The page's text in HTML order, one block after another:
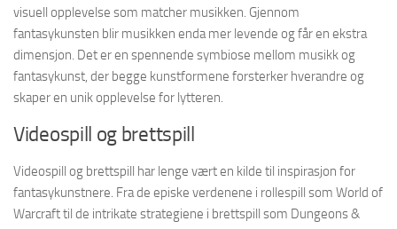
visuell opplevelse som matcher musikken. Gjennom
fantasykunsten blir musikken enda mer levende og får en ekstra
dimensjon. Det er en spennende symbiose mellom musikk og
fantasykunst, der begge kunstformene forsterker hverandre og
skaper en unik opplevelse for lytteren.
Videospill og brettspill
Videospill og brettspill har lenge vært en kilde til inspirasjon for
fantasykunstnere. Fra de episke verdenene i rollespill som World of
Warcraft til de intrikate strategiene i brettspill som Dungeons &